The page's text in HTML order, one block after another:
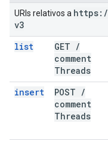
URIs relativos a https: /
v3
list
GET /
comment
Threads
insert POST /
comment
Threads